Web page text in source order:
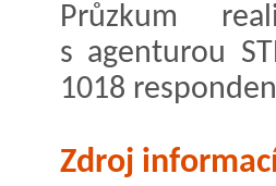
Průzkum
s agenturou
1018
Zdroj